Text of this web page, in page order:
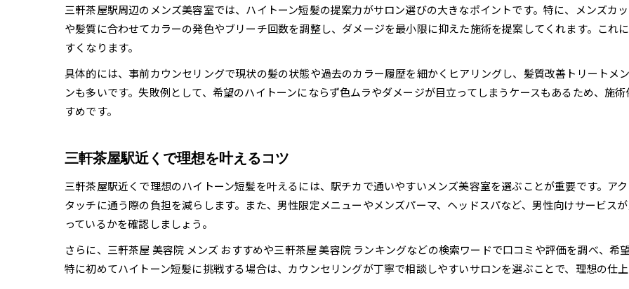
朝のセットが楽になる短髪スタイルの選び方
ハイトーン短髪に挑戦する際の注意点まとめ
短髪×ブリーチで失敗しないケア方法とは
ハイトーン短髪のダメージ対策と対処法
メンズ美容室おすすめの清潔感ある短髪
ハイトーンでも個性が際立つ髪型の選び方
朝のセットが簡単な個性派スタイルの提案
清潔感とトレンドを両立するメンズ美容室技術
三軒茶屋駅周辺のメンズ美容室では、ハイトーン短髪の提案力がサロン選びの大きなポイントです。特に、メンズカ
や髪質に合わせてカラーの発色やブリーチ回数を調整し、ダメージを最小限に抑えた施術を提案してくれます。これ
すくなります。
具体的には、事前カウンセリングで現状の髪の状態や過去のカラー履歴を細かくヒアリングし、髪質改善トリートメ
ンも多いです。失敗例として、希望のハイトーンにならず色ムラやダメージが目立ってしまうケースもあるため、施
すめです。
三軒茶屋駅近くで理想を叶えるコツ
三軒茶屋駅近くで理想のハイトーン短髪を叶えるには、駅チカで通いやすいメンズ美容室を選ぶことが重要です。ア
タッチに通う際の負担を減らします。また、男性限定メニューやメンズパーマ、ヘッドスパなど、男性向けサービス
っているかを確認しましょう。
さらに、三軒茶屋 美容院 メンズ おすすめや三軒茶屋 美容院 ランキングなどの検索ワードで口コミや評価を調べ、
特に初めてハイトーン短髪に挑戦する場合は、カウンセリングが丁寧で相談しやすいサロンを選ぶことで、理想の仕